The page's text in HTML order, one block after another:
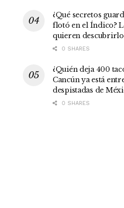
¿Qué secretos
flotó en el Índico?
quieren
0 SHARES
¿Quién deja 400
Cancún ya está
despistadas de
0 SHARES